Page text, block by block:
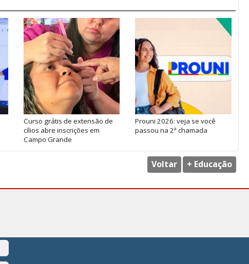
Curso grátis de extensão de
cílios abre inscrições em
Campo Grande
Prouni 2026: veja se você
passou na 2ª chamada
Voltar + Educação